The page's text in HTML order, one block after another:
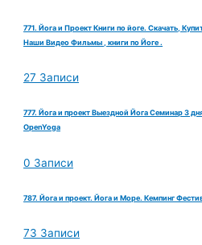
771. Йога и Проект Книги по йоге. Скачать,
Наши Видео Фильмы , книги по Йоге .
27 Записи
777. Йога и проект Выездной Йога Семинар 3
OpenYoga
0 Записи
787. Йога и проект. Йога и Море. Кемпинг
73 Записи